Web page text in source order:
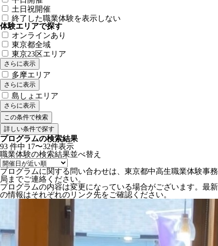
土日祝開催
終了した職業体験を表示しない
体験エリアで探す
オンラインあり
東京都全域
東京23区エリア
さらに表示
多摩エリア
さらに表示
島しょエリア
さらに表示
詳しい条件で探す
プログラムの検索結果
93 件中 17〜32件表示
職業体験の検索結果並べ替え
プログラムに関する問い合わせは、東京都中高生職業体験事務
局までご連絡ください。
プログラムの内容は変更になっている場合がございます。最新
の情報はそれぞれのリンク先をご確認ください。